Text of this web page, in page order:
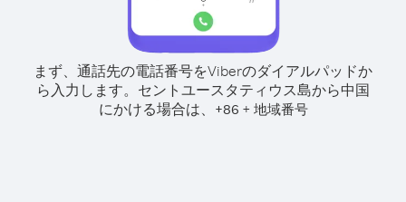
まず、通話先の電話番号をViberのダイアルパッドか
ら入力します。 セントユースタティウス島から中国
にかける場合は、
+86 + 地域番号